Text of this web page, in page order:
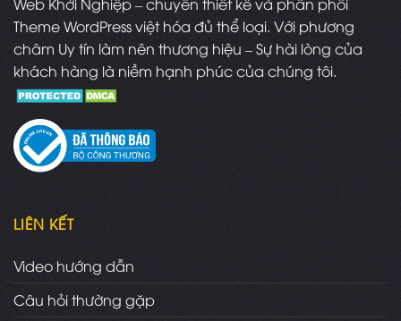
Theme WordPress việt hóa đủ thể loại. Với phương
châm Uy tín làm nên thương hiệu – Sự hài lòng của
khách hàng là niềm hạnh phúc của chúng tôi.
LIÊN KẾT
Video hướng dẫn
Câu hỏi thường gặp